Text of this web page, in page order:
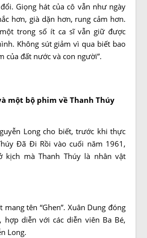
Giọng hát của cô vẫn như ngày
hơn, già dặn hơn, rung cảm hơn.
trong số ít ca sĩ vẫn giữ được
Không sút giảm vì qua biết bao
của đất nước và con người”.
một bộ phim về Thanh Thúy
Long cho biết, trước khi thực
Đã Đi Rồi vào cuối năm 1961,
kịch mà Thanh Thúy là nhân vật
tên “Ghen”. Xuân Dung đóng
hợp diễn với các diễn viên Ba Bé,
Long.